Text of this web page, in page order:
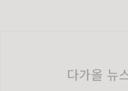
다가올 뉴